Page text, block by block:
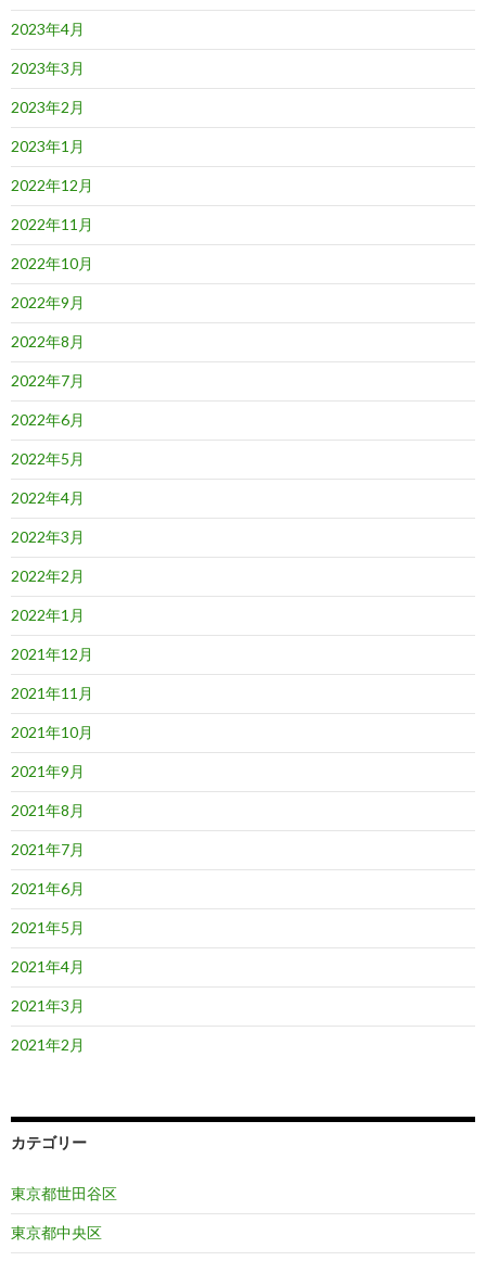
2023年4月
2023年3月
2023年2月
2023年1月
2022年12月
2022年11月
2022年10月
2022年9月
2022年8月
2022年7月
2022年6月
2022年5月
2022年4月
2022年3月
2022年2月
2022年1月
2021年12月
2021年11月
2021年10月
2021年9月
2021年8月
2021年7月
2021年6月
2021年5月
2021年4月
2021年3月
2021年2月
カテゴリー
東京都世田谷区
東京都中央区